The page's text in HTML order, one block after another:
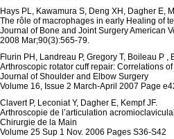
Hays PL, Kawamura S, Deng XH, Dagher E,
The rôle of macrophages in early Healing of
Journal of Bone and Joint Surgery American
2008 Mar;90(3):565-79.
Flurin PH, Landreau P, Gregory T, Boileau P
Arthroscopic rotator cuff repair: Correlations
Journal of Shoulder and Elbow Surgery
Volume 16, Issue 2 March-April 2007 Page
Clavert P, Leconiat Y, Dagher E, Kempf JF.
Arthroscopie de l’articulation
Chirurgie de la Main
Volume 25 Sup 1 Nov. 2006 Pages S36-S42